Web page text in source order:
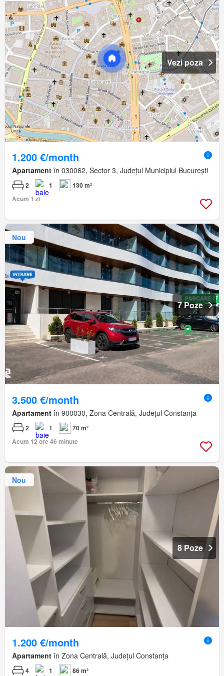
Vezi poza
1.200 €/month
Apartament în 030062, Sector 3, Județul Municipiul București
2 1
130 m²
Acum 1 zi
Nou
7 Poze
3.500 €/month
Apartament în 900030, Zona Centrală, Județul Constanța
2 1
70 m²
Acum 12 ore 46 minute
Nou
8 Poze
1.200 €/month
Apartament în Zona Centrală, Județul Constanța
4 1
86 m²